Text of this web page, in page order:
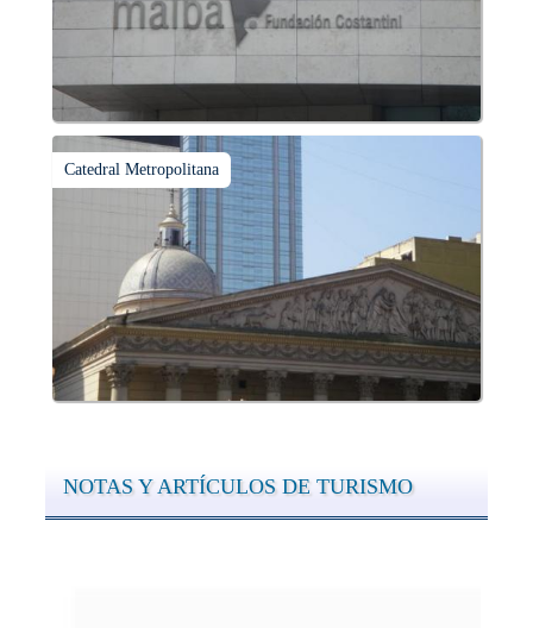
Catedral Metropolitana
NOTAS Y ARTÍCULOS DE TURISMO